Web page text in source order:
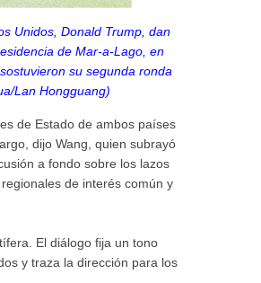
Unidos, Donald Trump, dan
de Mar-a-Lago, en
su segunda ronda
Lan Hongguang)
de Estado de ambos países
dijo Wang, quien subrayó
a fondo sobre los lazos
de interés común y
El diálogo fija un tono
y traza la dirección para los